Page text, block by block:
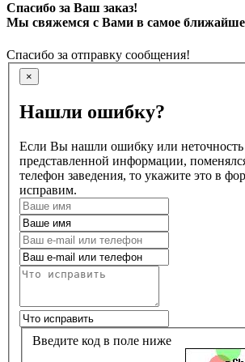
Спасибо за Ваш заказ!
Мы свяжемся с Вами в самое
Спасибо за отправку сообщения!
×
Нашли ошибку?
Если Вы нашли ошибку или неточность
представленной информации,
телефон заведения, то укажите это в
исправим.
Введите код в поле ниже